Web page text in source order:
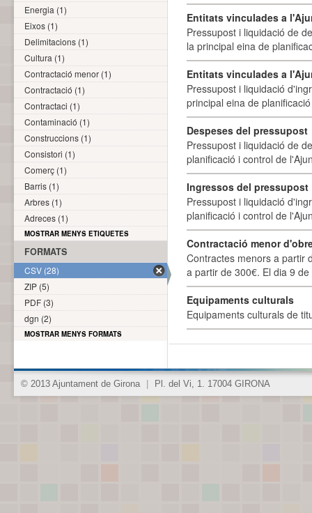
Entitats vinculades a
Pressupost i liquidació de
la principal eina de
Entitats vinculades a
Pressupost i liquidació
principal eina de
Despeses del pressupost
Pressupost i liquidació de
planificació i control de
Ingressos del pressupost
Pressupost i liquidació
planificació i control de
Contractació menor
Contractes menors a partir
a partir de 300€. El dia 9
Equipaments culturals
Equipaments culturals de
Energia (1)
Eixos (1)
Delimitacions (1)
Cultura (1)
Contractació menor (1)
Contractació (1)
Contractaci (1)
Contaminació (1)
Construccions (1)
Consistori (1)
Comerç (1)
Barris (1)
Arbres (1)
Adreces (1)
MOSTRAR MENYS ETIQUETES
FORMATS
CSV (28)
ZIP (5)
PDF (3)
dgn (2)
MOSTRAR MENYS FORMATS
© 2013 Ajuntament de Girona Pl. del Vi, 1. 17004 GIRONA